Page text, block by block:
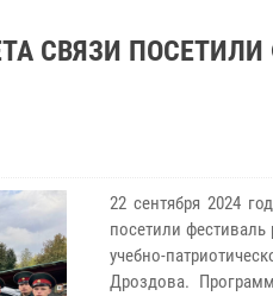
СВЯЗИ
22 сентября 2024
посетили фестиваль
учебно-
Дроздова.